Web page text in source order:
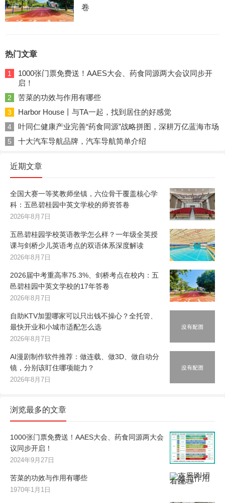
卷
热门文章
1
1000张门票免费送！AAES大会、药食同源两大会议同步开
启！
2 苦菜的功效与作用有哪些
3 Harbor House丨与TA一起，找到居住的好感觉
4 叶同仁健康产业完善“药食同源”战略拼图，深耕万亿蓝海市场
5 十大汽车导航品牌，汽车导航简单介绍
近期文章
全国大赛一等奖教师坐镇，六位骨干覆盖核心学
科：五邑碧桂园中英文学校的师资答卷
2026年8月7日
五邑碧桂园学校英语教学怎么样？一年级全英授
课与剑桥少儿英语考点的双语体系深度解读
2026年8月7日
2026届中考重高率75.3%、剑桥考点在校内：五
邑碧桂园中英文学校的17年答卷
2026年8月7日
自助KTV加盟哪家可以只出钱不操心？全托管、
最快开业和小城市适配怎么选
2026年8月7日
AI漫剧制作软件推荐：做连载、做3D、做自动分
镜，分别该盯住哪项能力？
2026年8月7日
浏览最多的文章
1000张门票免费送！AAES大会、药食同源两大会
议同步开启！
2024年9月27日
苦菜的功效与作用有哪些
1970年1月1日